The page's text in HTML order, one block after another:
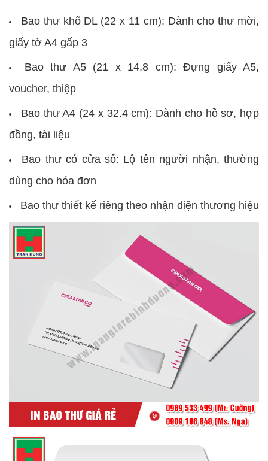
Bao thư khổ DL (22 x 11 cm): Dành cho thư mời,
giấy tờ A4 gấp 3
Bao thư A5 (21 x 14.8 cm): Đựng giấy A5,
voucher, thiệp
Bao thư A4 (24 x 32.4 cm): Dành cho hồ sơ, hợp
đồng, tài liệu
Bao thư có cửa sổ: Lộ tên người nhận, thường
dùng cho hóa đơn
Bao thư thiết kế riêng theo nhận diện thương hiệu